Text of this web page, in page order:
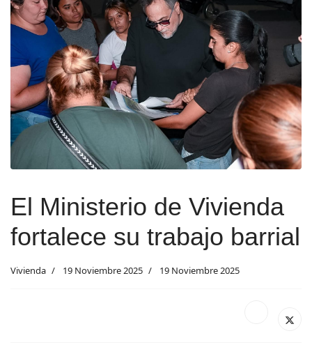
El Ministerio de Vivienda
fortalece su trabajo barrial
Vivienda 19 Noviembre 2025 19 Noviembre 2025